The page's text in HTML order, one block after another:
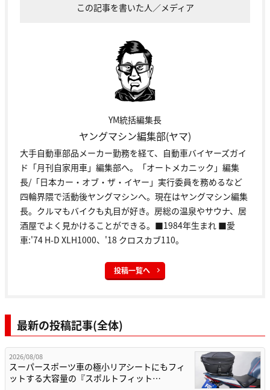
この記事を書いた人／メディア
YM統括編集長
ヤングマシン編集部(ヤマ)
大手自動車部品メーカー勤務を経て、自動車バイヤーズガイ
ド「月刊自家用車」編集部へ。「オートメカニック」編集
長/「日本カー・オブ・ザ・イヤー」実行委員を務めるなど
四輪界隈で活動後ヤングマシンへ。現在はヤングマシン編集
長。クルマもバイクも丸目が好き。房総の温泉やサウナ、居
酒屋でよく見かけることができる。■1984年生まれ ■愛
車:'74 H-D XLH1000、'18 クロスカブ110。
投稿一覧へ
最新の投稿記事(全体)
2026/08/08
スーパースポーツ車の極小リアシートにもフィ
ットする大容量の『スポルトフィット…